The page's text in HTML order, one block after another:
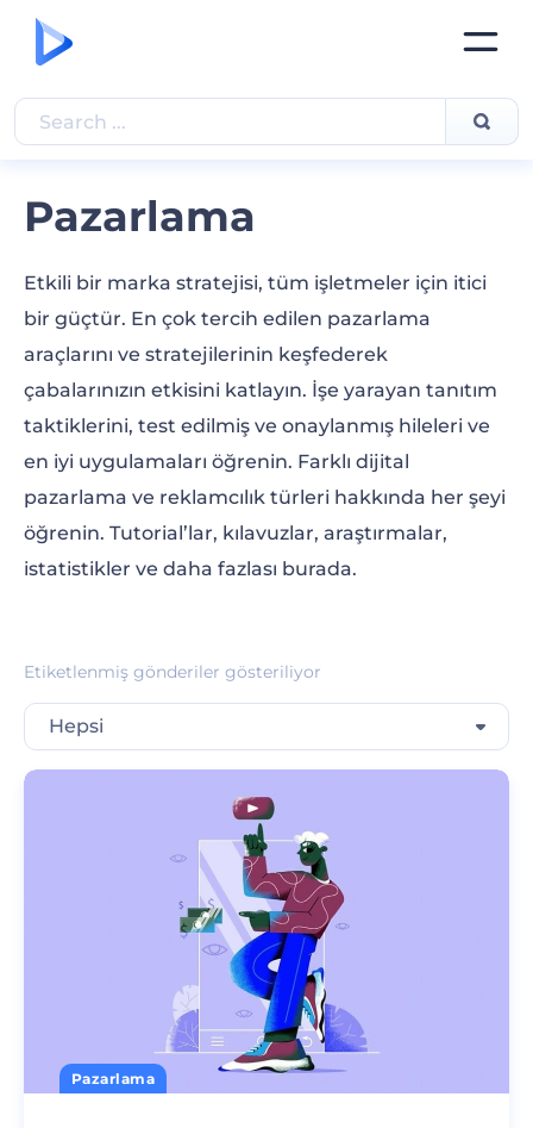
Pazarlama
Etkili bir marka stratejisi, tüm işletmeler için itici
bir güçtür. En çok tercih edilen pazarlama
araçlarını ve stratejilerinin keşfederek
çabalarınızın etkisini katlayın. İşe yarayan tanıtım
taktiklerini, test edilmiş ve onaylanmış hileleri ve
en iyi uygulamaları öğrenin. Farklı dijital
pazarlama ve reklamcılık türleri hakkında her şeyi
öğrenin. Tutorial’lar, kılavuzlar, araştırmalar,
istatistikler ve daha fazlası burada.
Etiketlenmiş gönderiler gösteriliyor
Hepsi
Pazarlama